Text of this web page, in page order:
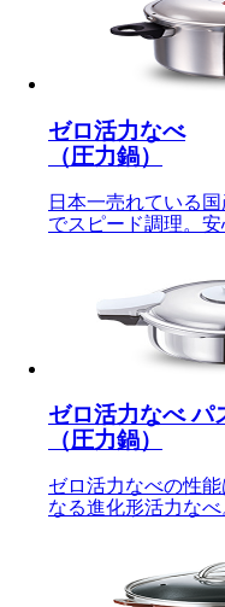
ゼロ活力なべ
（圧力鍋）
日本一売れている
でスピード調理。安
ゼロ活力なべ パ
（圧力鍋）
ゼロ活力なべの性
なる進化形活力なべ